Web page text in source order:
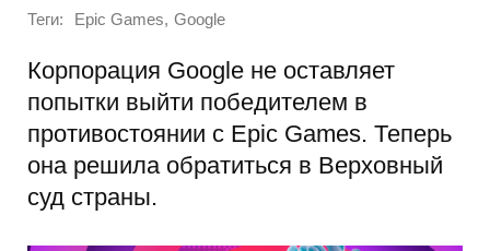
Теги: Epic Games, Google
Корпорация Google не оставляет
попытки выйти победителем в
противостоянии с Epic Games. Теперь
она решила обратиться в Верховный
суд страны.